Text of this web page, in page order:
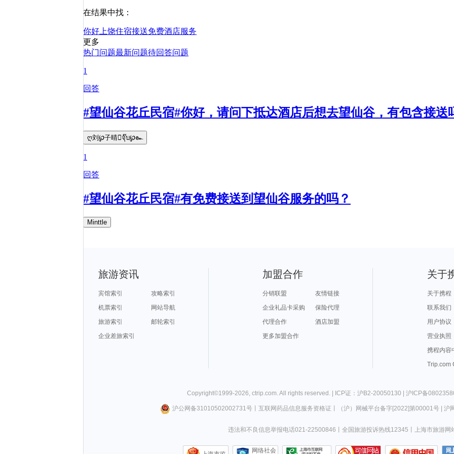
在结果中找：
你好 上饶住宿接送免费酒店服务
更多
热门问题最新问题待回答问题
1
回答
#望仙谷花丘民宿#你好，请问下抵达酒店后想去望仙谷，有包含接送
ღ刘℘子晴จุ๊บ℘๛
1
回答
#望仙谷花丘民宿#有免费接送到望仙谷服务的吗？
Minttle
旅游资讯
宾馆索引
攻略索引
机票索引
网站导航
旅游索引
邮轮索引
企业差旅索引
加盟合作
分销联盟
友情链接
企业礼品卡采购
保险代理
代理合作
酒店加盟
更多加盟合作
关于
关于携程
联系我们
用户协议
营业执照
携程内容
Trip.com
Copyright©1999-2026 ctrip.com . All rights reserved. | ICP证：沪B2-20050130 | 沪ICP备
沪公网备31010502002731号丨 互联网药品信息服务资格证 （沪）网械平台备字[2022]第00001号| 沪
违法和不良信息举报电话021-22500846 全国旅游投诉热线12345 上海市旅游
网络社会